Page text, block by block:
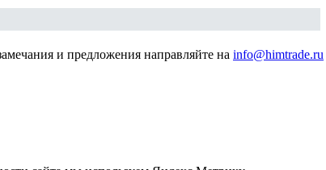
и предложения направляйте на info@himtrade.ru